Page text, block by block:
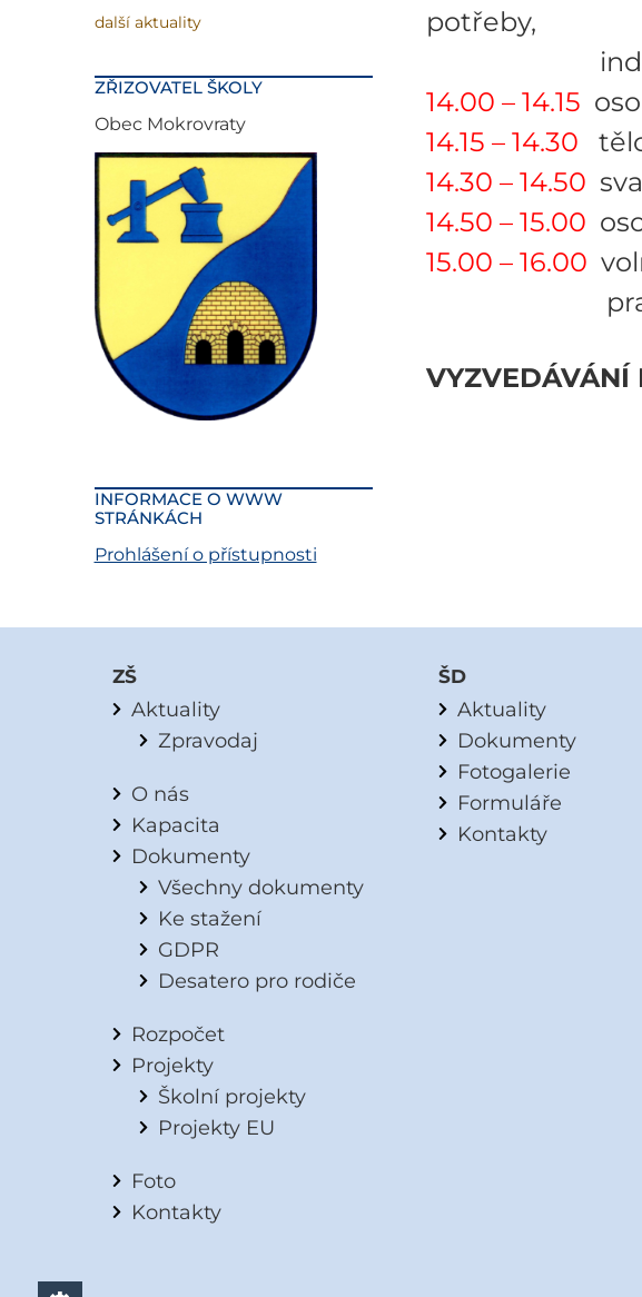
další aktuality
ZŘIZOVATEL ŠKOLY
Obec Mokrovraty
INFORMACE O WWW
STRÁNKÁCH
Prohlášení o přístupnosti
potřeby,
individuální
14.00 – 14.15
14.15 – 14.30
14.30 – 14.50
14.50 – 15.00
15.00 – 16.00
VYZVEDÁVÁNÍ
ZŠ
Aktuality
Zpravodaj
O nás
Kapacita
Dokumenty
Všechny dokumenty
Ke stažení
GDPR
Desatero pro rodiče
Rozpočet
Projekty
Školní projekty
Projekty EU
Foto
Kontakty
ŠD
Aktuality
Dokumenty
Fotogalerie
Formuláře
Kontakty